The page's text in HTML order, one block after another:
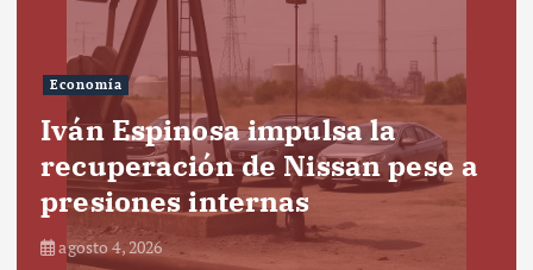
Economía
Iván Espinosa impulsa la
recuperación de Nissan pese a
presiones internas
agosto 4, 2026